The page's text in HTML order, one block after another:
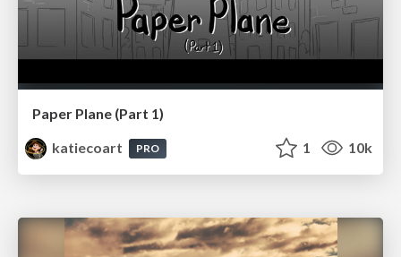
Paper Plane (Part 1)
katiecoart
PRO 1 10k